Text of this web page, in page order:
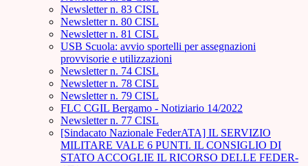
Newsletter n. 83 CISL
Newsletter n. 80 CISL
Newsletter n. 81 CISL
USB Scuola: avvio sportelli per assegnazioni
provvisorie e utilizzazioni
Newsletter n. 74 CISL
Newsletter n. 78 CISL
Newsletter n. 79 CISL
FLC CGIL Bergamo - Notiziario 14/2022
Newsletter n. 77 CISL
[Sindacato Nazionale FederATA] IL SERVIZIO
MILITARE VALE 6 PUNTI. IL CONSIGLIO DI
STATO ACCOGLIE IL RICORSO DELLE FEDER-